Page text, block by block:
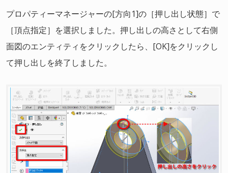
プロパティーマネージャーの[方向1]の［押し出し状態］で
［頂点指定］を選択しました。押し出しの高さとして右側
面図のエンティティをクリックしたら、[OK]をクリックし
て押し出しを終了しました。